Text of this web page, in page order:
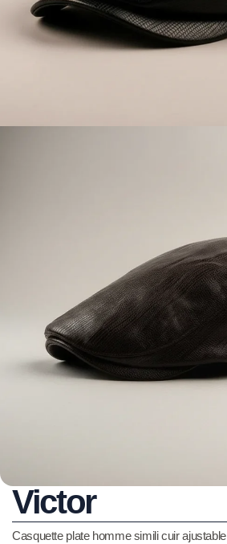
Victor
Casquette plate homme simili cuir ajustable